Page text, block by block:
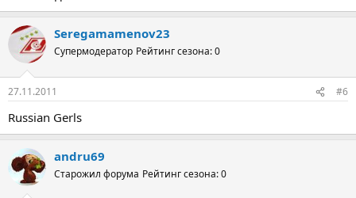
Seregamamenov23
Супермодератор Рейтинг сезона: 0
27.11.2011 #6
Russian Gerls
andru69
Старожил форума Рейтинг сезона: 0